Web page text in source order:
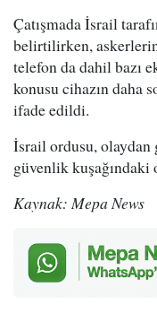
Çatışmada İsrail
belirtilirken,
telefon da dahil bazı
konusu cihazın daha
ifade edildi.
İsrail ordusu, olaydan
güvenlik
Kaynak: Mepa News